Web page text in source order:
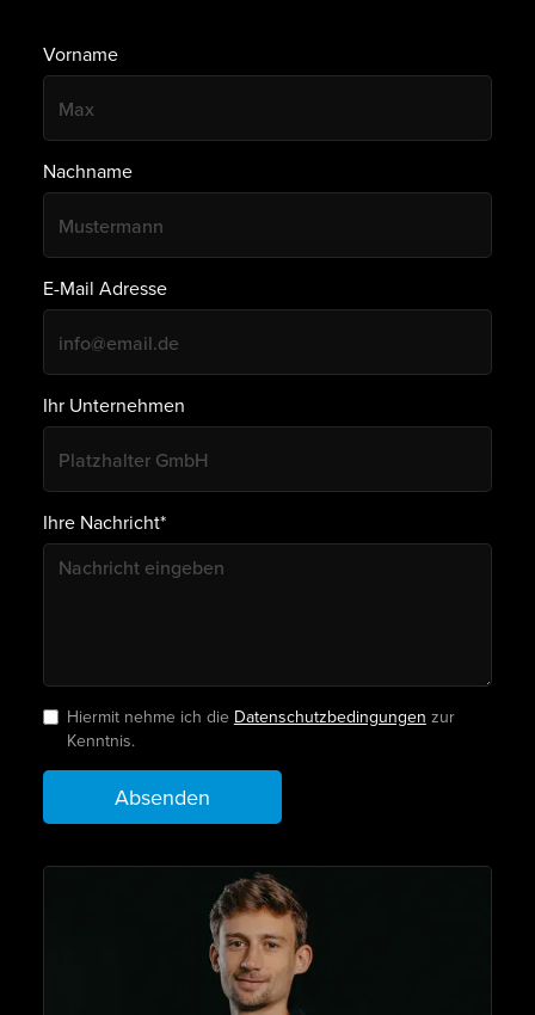
Vorname
Nachname
E-Mail Adresse
Ihr Unternehmen
Ihre Nachricht*
Hiermit nehme ich die Datenschutzbedingungen zur
Kenntnis.